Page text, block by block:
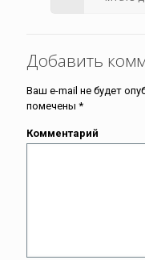
Добавить
Ваш e-mail не будет
помечены *
Комментарий